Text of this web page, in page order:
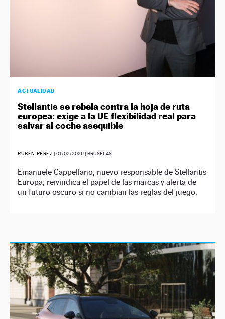
ACTUALIDAD
Stellantis se rebela contra la hoja de ruta
europea: exige a la UE flexibilidad real para
salvar al coche asequible
RUBÉN PÉREZ |01/02/2026 | BRUSELAS
Emanuele Cappellano, nuevo responsable de Stellantis
Europa, reivindica el papel de las marcas y alerta de
un futuro oscuro si no cambian las reglas del juego.